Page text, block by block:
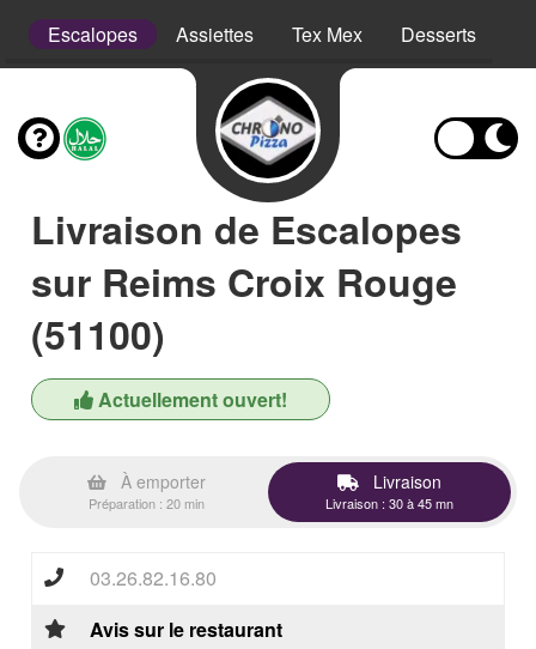
Escalopes Assiettes Tex Mex Desserts
Livraison de Escalopes
sur Reims Croix Rouge
(51100)
Actuellement ouvert!
À emporter
Préparation : 20 min
Livraison
Livraison : 30 à 45 mn
03.26.82.16.80
Avis sur le restaurant